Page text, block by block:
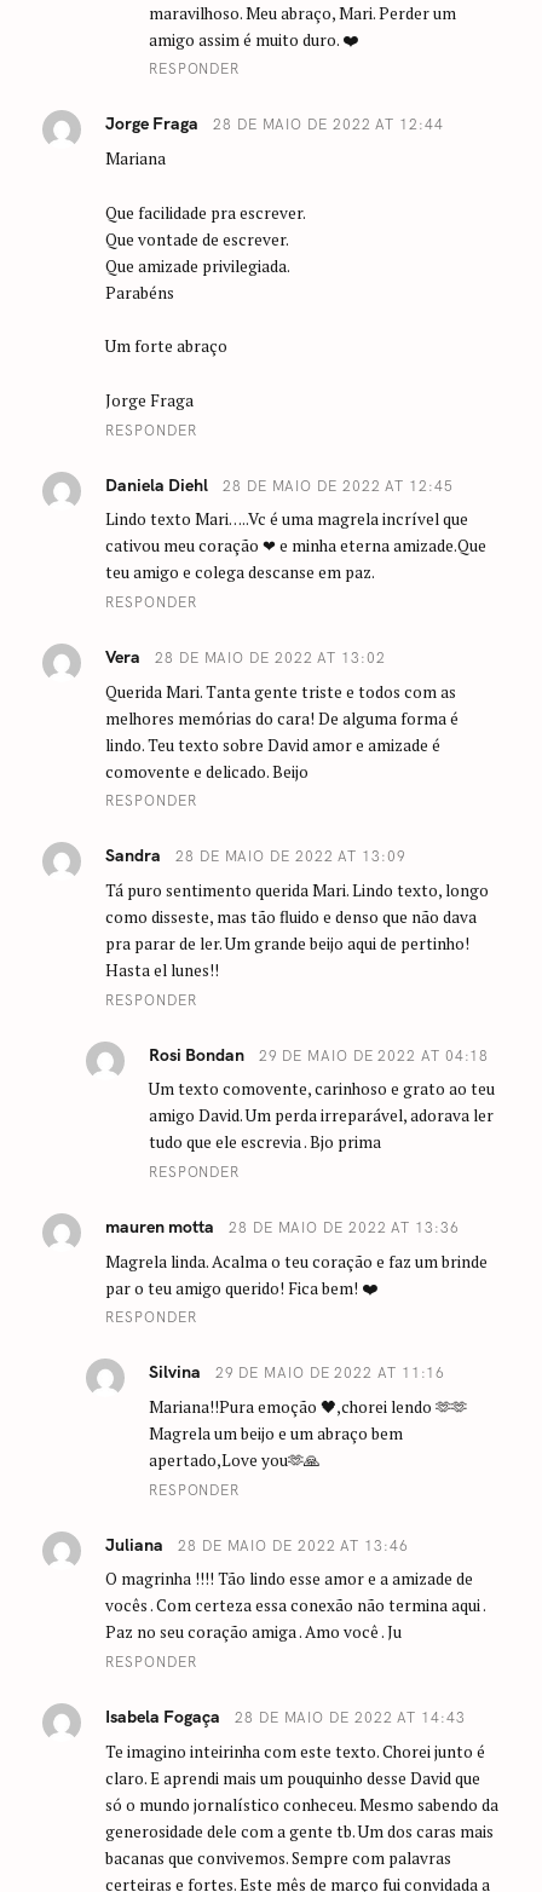
maravilhoso. Meu abraço, Mari. Perder um
amigo assim é muito duro. ❤️
RESPONDER
Jorge Fraga 28 DE MAIO DE 2022 AT 12:44
Mariana
Que facilidade pra escrever.
Que vontade de escrever.
Que amizade privilegiada.
Parabéns
Um forte abraço
Jorge Fraga
RESPONDER
Daniela Diehl 28 DE MAIO DE 2022 AT 12:45
Lindo texto Mari…..Vc é uma magrela incrível que
cativou meu coração ❤ e minha eterna amizade.Que
teu amigo e colega descanse em paz.
RESPONDER
Vera 28 DE MAIO DE 2022 AT 13:02
Querida Mari. Tanta gente triste e todos com as
melhores memórias do cara! De alguma forma é
lindo. Teu texto sobre David amor e amizade é
comovente e delicado. Beijo
RESPONDER
Sandra 28 DE MAIO DE 2022 AT 13:09
Tá puro sentimento querida Mari. Lindo texto, longo
como disseste, mas tão fluido e denso que não dava
pra parar de ler. Um grande beijo aqui de pertinho!
Hasta el lunes!!
RESPONDER
Rosi Bondan 29 DE MAIO DE 2022 AT 04:18
Um texto comovente, carinhoso e grato ao teu
amigo David. Um perda irreparável, adorava ler
tudo que ele escrevia . Bjo prima
RESPONDER
mauren motta 28 DE MAIO DE 2022 AT 13:36
Magrela linda. Acalma o teu coração e faz um brinde
par o teu amigo querido! Fica bem! ❤️
RESPONDER
Silvina 29 DE MAIO DE 2022 AT 11:16
Mariana!!Pura emoção 🖤,chorei lendo 🫶🫶
Magrela um beijo e um abraço bem
apertado,Love you🫶🙏
RESPONDER
Juliana 28 DE MAIO DE 2022 AT 13:46
O magrinha !!!! Tão lindo esse amor e a amizade de
vocês . Com certeza essa conexão não termina aqui .
Paz no seu coração amiga . Amo você . Ju
RESPONDER
Isabela Fogaça 28 DE MAIO DE 2022 AT 14:43
Te imagino inteirinha com este texto. Chorei junto é
claro. E aprendi mais um pouquinho desse David que
só o mundo jornalístico conheceu. Mesmo sabendo da
generosidade dele com a gente tb. Um dos caras mais
bacanas que convivemos. Sempre com palavras
certeiras e fortes. Este mês de março fui convidada a